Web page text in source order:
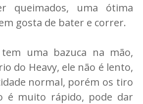
queimados, uma ótima
gosta de bater e correr.
uma bazuca na mão,
do Heavy, ele não é lento,
normal, porém os tiro
é muito rápido, pode dar